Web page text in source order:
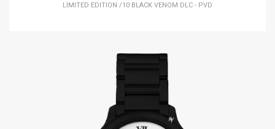
LIMITED EDITION /10 BLACK VENOM DLC - PVD